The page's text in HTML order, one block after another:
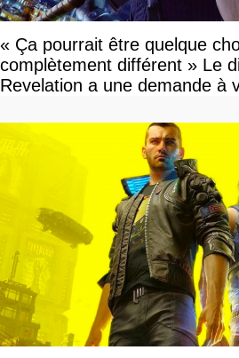
« Ça pourrait être quelque
complètement différent » Le
Revelation a une demande à